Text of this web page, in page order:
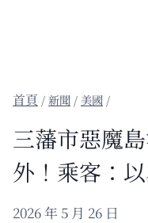
/新聞 / 美國 /
三藩市惡魔
外！乘客：
2026 年 5 月 26 日